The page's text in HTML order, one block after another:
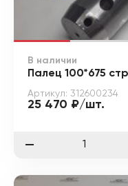
В наличии
Палец 100*675
Артикул: 312600234
25 470 ₽/шт.